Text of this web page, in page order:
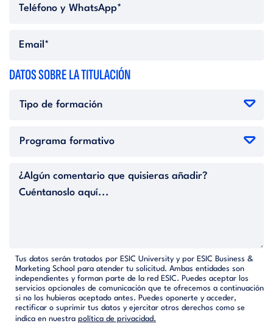
DATOS SOBRE LA TITULACIÓN
Tus datos serán tratados por ESIC University y por ESIC Business &
Marketing School para atender tu solicitud. Ambas entidades son
independientes y forman parte de la red ESIC. Puedes aceptar los
servicios opcionales de comunicación que te ofrecemos a continuación
si no los hubieras aceptado antes. Puedes oponerte y acceder,
rectificar o suprimir tus datos y ejercitar otros derechos como se
indica en nuestra política de privacidad.